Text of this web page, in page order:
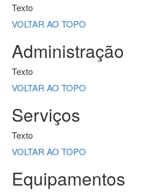
Texto
VOLTAR AO TOPO
Administração
Texto
VOLTAR AO TOPO
Serviços
Texto
VOLTAR AO TOPO
Equipamentos